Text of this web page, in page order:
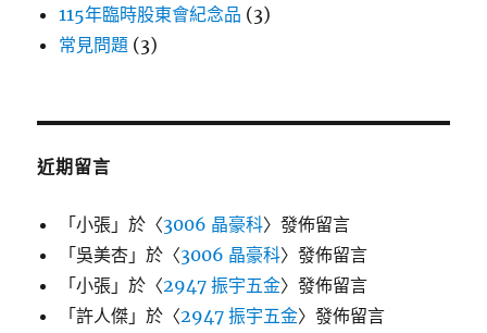
115年臨時股東會紀念品 (3)
常見問題 (3)
近期留言
「小張 」於〈3006 晶豪科〉發佈留言
「吳美杏 」於〈3006 晶豪科〉發佈留言
「小張 」於〈2947 振宇五金〉發佈留言
「許人傑 」於〈2947 振宇五金〉發佈留言